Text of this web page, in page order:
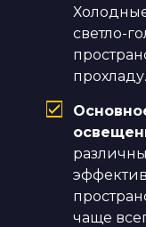
светло-
прохладу.
чаще